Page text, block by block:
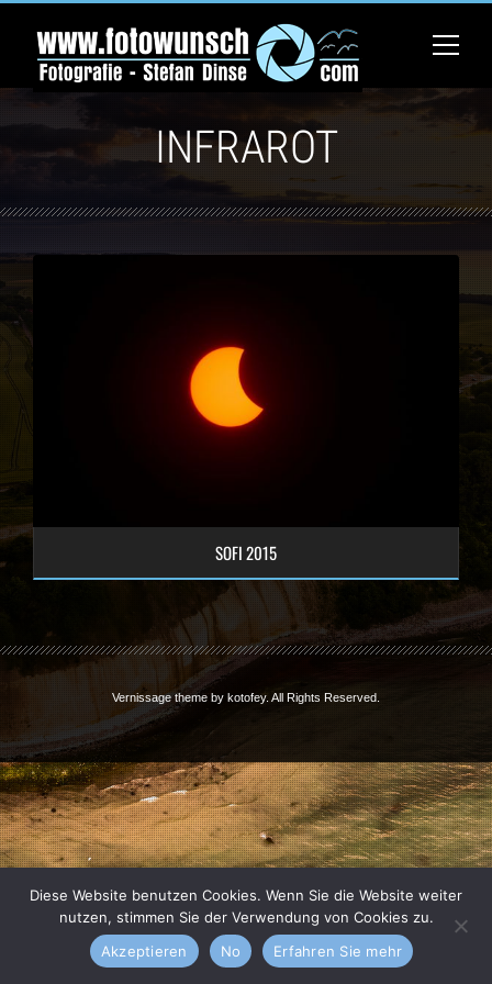
INFRAROT
SOFI 2015
Vernissage theme by kotofey. All Rights Reserved.
Diese Website benutzen Cookies. Wenn Sie die Website weiter
nutzen, stimmen Sie der Verwendung von Cookies zu.
Akzeptieren
No Erfahren Sie mehr